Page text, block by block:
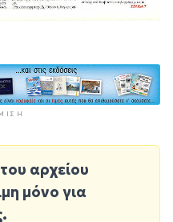
αρχείου
μόνο για